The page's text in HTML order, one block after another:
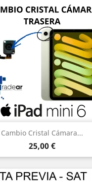
Cambio Cristal Cámara...
Precio
25,00 €
Vista rápida